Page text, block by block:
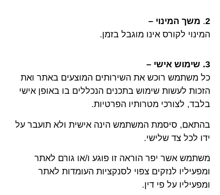
2
. משך המינוי –
המינוי לקורס אינו מוגבל בזמן.
3. שימוש אישי –
כל משתמש רוכש את השירותים המוצעים באתר ואת
הזכות לעשות שימוש בתכנים הנכללים בו באופן אישי
בלבד, לצורכי מטרותיו הפרטיות.
בהתאם, סיסמת המשתמש הינה אישית ולא תועבר על
ידו לכל צד שלישי.
משתמש אשר יפר הוראה זו פוגע ו/או גורם לאתר
ומפעיליו לנזקים צפוי לסנקציות העומדות לאתר
ומפעיליו על פי דין.